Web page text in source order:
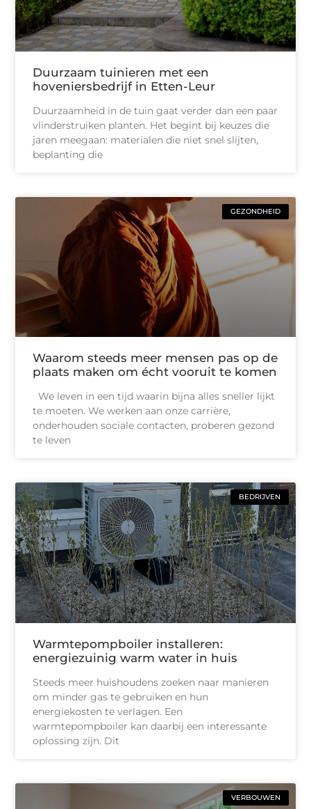
Duurzaam tuinieren met een
hoveniersbedrijf in Etten-Leur
Duurzaamheid in de tuin gaat verder dan een paar
vlinderstruiken planten. Het begint bij keuzes die
jaren meegaan: materialen die niet snel slijten,
beplanting die
GEZONDHEID
Waarom steeds meer mensen pas op de
plaats maken om écht vooruit te komen
We leven in een tijd waarin bijna alles sneller lijkt
te moeten. We werken aan onze carrière,
onderhouden sociale contacten, proberen gezond
te leven
BEDRIJVEN
Warmtepompboiler installeren:
energiezuinig warm water in huis
Steeds meer huishoudens zoeken naar manieren
om minder gas te gebruiken en hun
energiekosten te verlagen. Een
warmtepompboiler kan daarbij een interessante
oplossing zijn. Dit
VERBOUWEN